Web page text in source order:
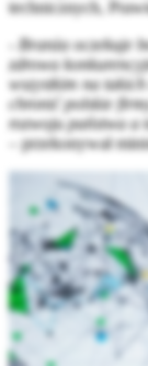
technicznych,
- Branża oczekuje
zdrowa
wszystkim na
chronić polskie
rozwoju państwa a
przekonywał